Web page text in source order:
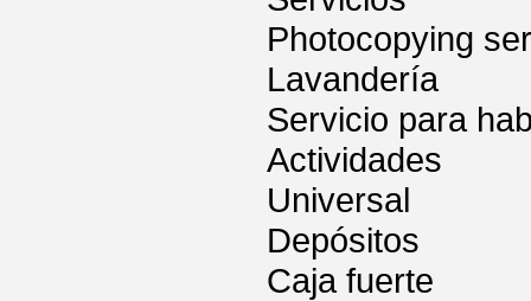
Photocopying
Lavandería
Servicio para
Actividades
Universal
Depósitos
Caja fuerte